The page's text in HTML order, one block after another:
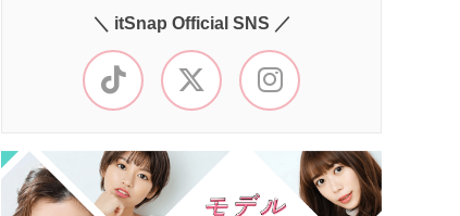
＼ itSnap Official SNS ／